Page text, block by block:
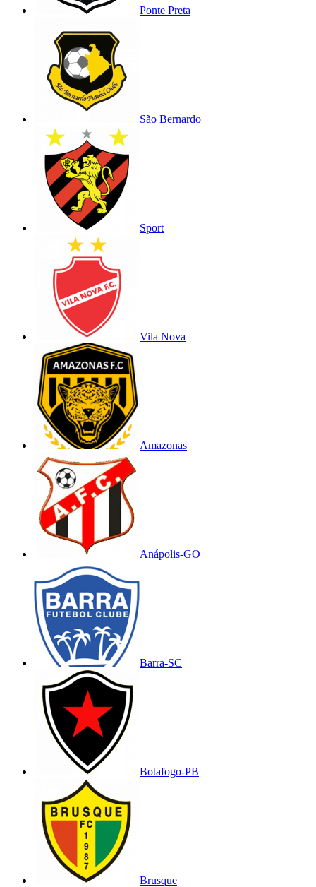
Ponte Preta
São Bernardo
Sport
Vila Nova
Amazonas
Anápolis-GO
Barra-SC
Botafogo-PB
Brusque